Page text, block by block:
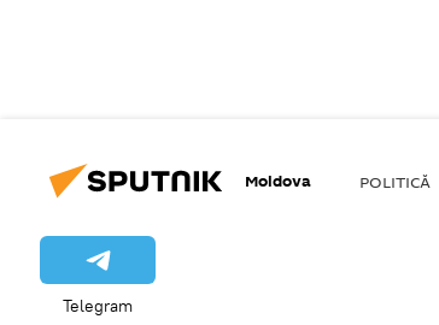
Moldova POLITICĂ
Telegram